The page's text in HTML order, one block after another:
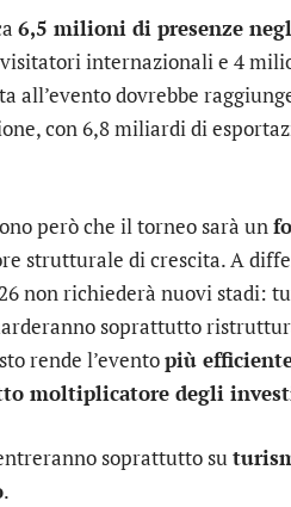
6,5 milioni di presenze
internazionali e 4
all’evento dovrebbe
con 6,8 miliardi di
però che il torneo sarà un
strutturale di crescita. A
non richiederà nuovi stadi:
soprattutto
rende l’eventopiù
moltiplicatore degli
soprattutto su
.